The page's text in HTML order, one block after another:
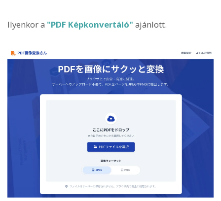
Ilyenkor a "PDF Képkonvertáló" ajánlott.